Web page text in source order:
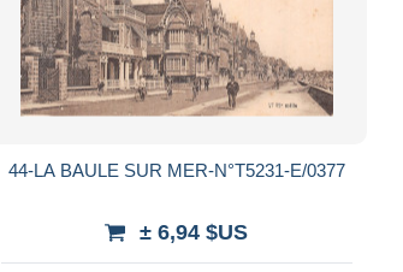
44-LA BAULE SUR MER-N°T5231-E/0377
± 6,94 $US